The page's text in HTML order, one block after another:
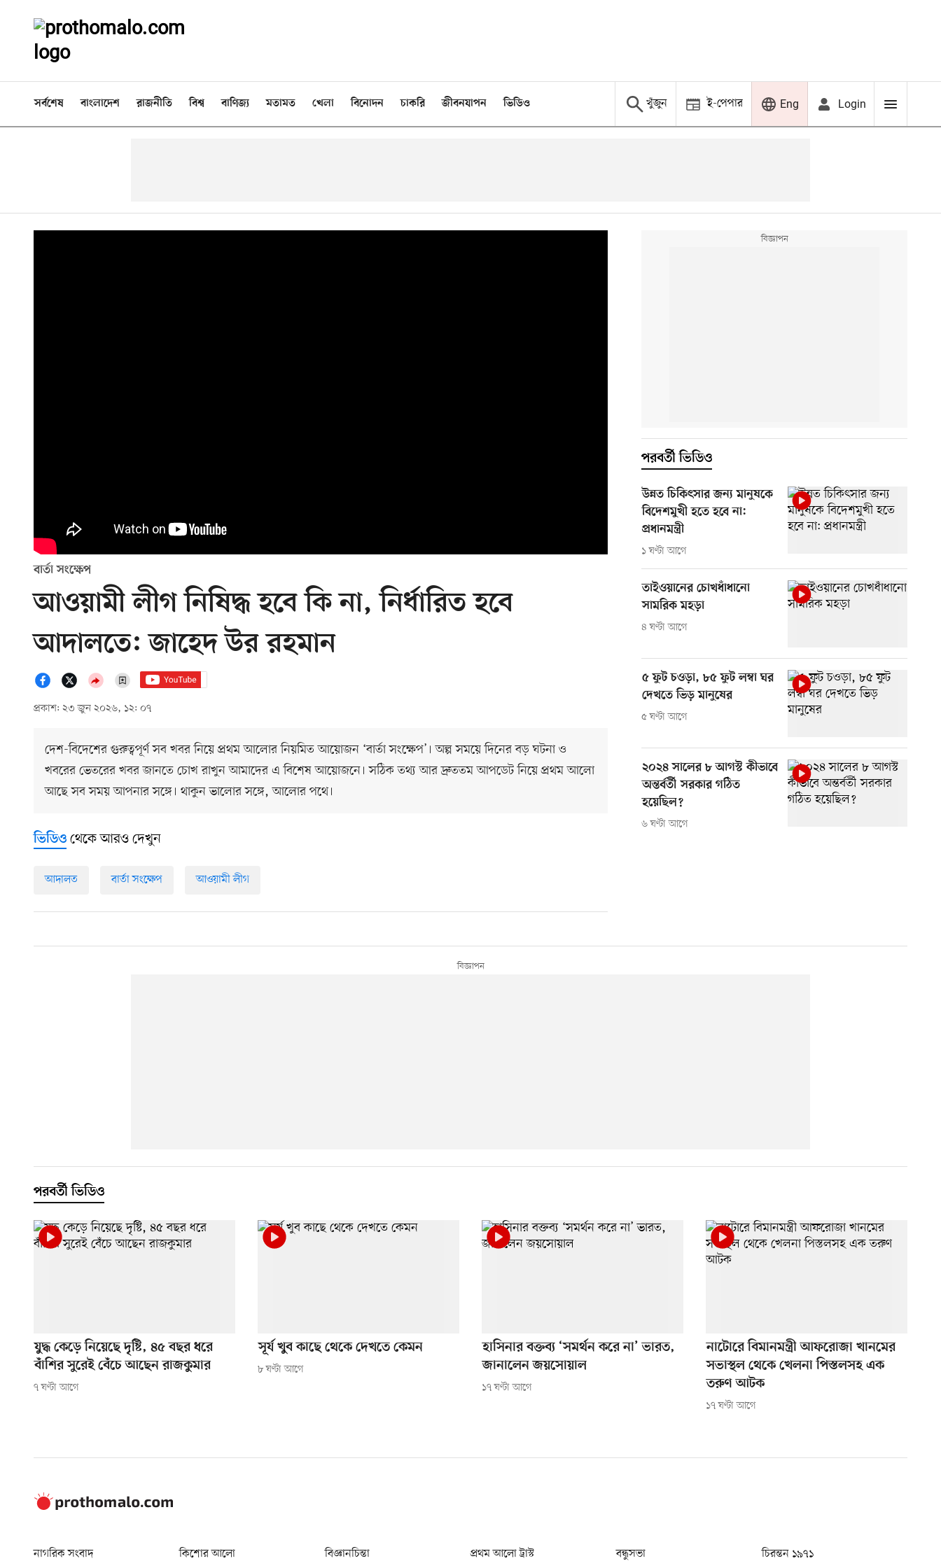
সর্বশেষ বাংলাদেশ রাজনীতি বিশ্ব বাণিজ্য মতামত খেলা বিনোদন চাকরি জীবনযাপন ভিডিও খুঁজুন ই-পেপার Eng Login
বার্তা সংক্ষেপ
আওয়ামী লীগ নিষিদ্ধ হবে কি না, নির্ধারিত হবে
আদালতে: জাহেদ উর রহমান
প্রকাশ: ২৩ জুন ২০২৬, ১২: ০৭
দেশ-বিদেশের গুরুত্বপূর্ণ সব খবর নিয়ে প্রথম আলোর নিয়মিত আয়োজন ‘বার্তা সংক্ষেপ’। অল্প সময়ে দিনের বড় ঘটনা ও
খবরের ভেতরের খবর জানতে চোখ রাখুন আমাদের এ বিশেষ আয়োজনে। সঠিক তথ্য আর দ্রুততম আপডেট নিয়ে প্রথম আলো
আছে সব সময় আপনার সঙ্গে। থাকুন ভালোর সঙ্গে, আলোর পথে।
পরবর্তী ভিডিও
উন্নত চিকিৎসার জন্য মানুষকে
বিদেশমুখী হতে হবে না:
প্রধানমন্ত্রী
১ ঘণ্টা আগে
তাইওয়ানের চোখধাঁধানো
সামরিক মহড়া
৪ ঘণ্টা আগে
৫ ফুট চওড়া, ৮৫ ফুট লম্বা ঘর
দেখতে ভিড় মানুষের
৫ ঘণ্টা আগে
২০২৪ সালের ৮ আগস্ট কীভাবে
অন্তর্বর্তী সরকার গঠিত
হয়েছিল?
৬ ঘণ্টা আগে
ভিডিও থেকে আরও দেখুন
আদালত বার্তা সংক্ষেপ আওয়ামী লীগ
পরবর্তী ভিডিও
যুদ্ধ কেড়ে নিয়েছে দৃষ্টি, ৪৫ বছর ধরে
বাঁশির সুরেই বেঁচে আছেন রাজকুমার
৭ ঘণ্টা আগে
সূর্য খুব কাছে থেকে দেখতে কেমন
৮ ঘণ্টা আগে
হাসিনার বক্তব্য ‘সমর্থন করে না’ ভারত,
জানালেন জয়সোয়াল
১৭ ঘণ্টা আগে
নাটোরে বিমানমন্ত্রী আফরোজা খানমের
সভাস্থল থেকে খেলনা পিস্তলসহ এক
তরুণ আটক
১৭ ঘণ্টা আগে
নাগরিক সংবাদ কিশোর আলো বিজ্ঞানচিন্তা প্রথম আলো ট্রাস্ট বন্ধুসভা চিরন্তন ১৯৭১